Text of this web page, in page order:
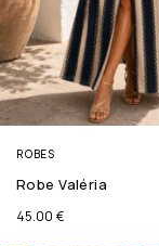
ROBES
Robe Valéria
45.00 €